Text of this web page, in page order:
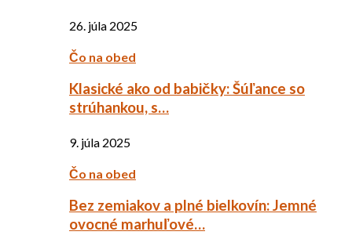
26. júla 2025
Čo na obed
Klasické ako od babičky: Šúľance so
strúhankou, s…
9. júla 2025
Čo na obed
Bez zemiakov a plné bielkovín: Jemné
ovocné marhuľové…